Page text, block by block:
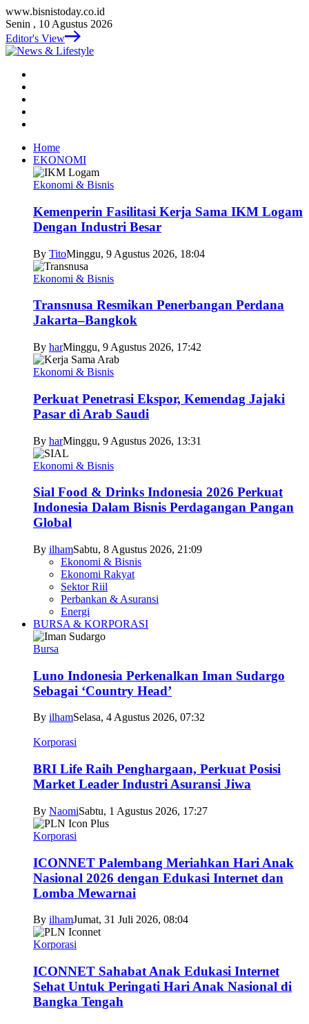
www.bisnistoday.co.id
Senin , 10 Agustus 2026
Editor's View
Home
EKONOMI
Ekonomi & Bisnis
Kemenperin Fasilitasi Kerja Sama IKM Logam
Dengan Industri Besar
By TitoMinggu, 9 Agustus 2026, 18:04
Ekonomi & Bisnis
Transnusa Resmikan Penerbangan Perdana
Jakarta–Bangkok
By harMinggu, 9 Agustus 2026, 17:42
Ekonomi & Bisnis
Perkuat Penetrasi Ekspor, Kemendag Jajaki
Pasar di Arab Saudi
By harMinggu, 9 Agustus 2026, 13:31
Ekonomi & Bisnis
Sial Food & Drinks Indonesia 2026 Perkuat
Indonesia Dalam Bisnis Perdagangan Pangan
Global
By ilhamSabtu, 8 Agustus 2026, 21:09
Ekonomi & Bisnis
Ekonomi Rakyat
Sektor Riil
Perbankan & Asuransi
Energi
BURSA & KORPORASI
Bursa
Luno Indonesia Perkenalkan Iman Sudargo
Sebagai ‘Country Head’
By ilhamSelasa, 4 Agustus 2026, 07:32
Korporasi
BRI Life Raih Penghargaan, Perkuat Posisi
Market Leader Industri Asuransi Jiwa
By NaomiSabtu, 1 Agustus 2026, 17:27
Korporasi
ICONNET Palembang Meriahkan Hari Anak
Nasional 2026 dengan Edukasi Internet dan
Lomba Mewarnai
By ilhamJumat, 31 Juli 2026, 08:04
Korporasi
ICONNET Sahabat Anak Edukasi Internet
Sehat Untuk Peringati Hari Anak Nasional di
Bangka Tengah